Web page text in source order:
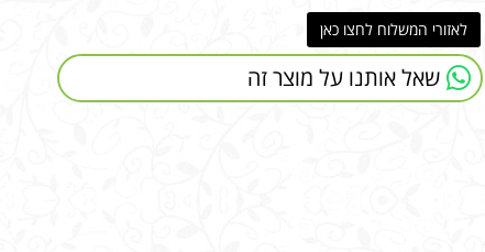
לאזורי המשלוח לחצו כאן
שאל אותנו על מוצר זה